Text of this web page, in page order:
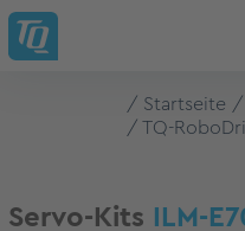
Startseite
TQ-
Servo-Kits ILM-